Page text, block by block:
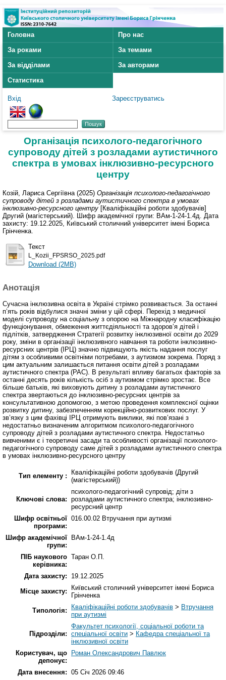
Головна
Про нас
За роками
За темами
За відділами
За авторами
Статистика
Вхід Зареєструватись
Організація психолого-педагогічного
супроводу дітей з розладами аутистичного
спектра в умовах інклюзивно-ресурсного
центру
Козій, Лариса Сергіївна (2025) Організація психолого-педагогічного
супроводу дітей з розладами аутистичного спектра в умовах
інклюзивно-ресурсного центру [Кваліфікаційні роботи здобувачів]
Другий (магістерський). Шифр академічної групи: ВАм-1-24-1.4д. Дата
захисту: 19.12.2025, Київський столичний університет імені Бориса
Грінченка.
Текст
L_Kozii_FPSRSO_2025.pdf
Download (2MB)
Анотація
Сучасна інклюзивна освіта в Україні стрімко розвивається. За останні
п’ять років відбулися значні зміни у цій сфері. Перехід з медичної
моделі супроводу на соціальну з опорою на Міжнародну класифікацію
функціонування, обмеження життєдіяльності та здоров’я дітей і
підлітків, затвердження Стратегії розвитку інклюзивної освіти до 2029
року, зміни в організації інклюзивного навчання та роботи інклюзивно-
ресурсних центрів (ІРЦ) значно підвищують якість надання послуг
дітям з особливими освітніми потребами, з аутизмом зокрема. Поряд з
цим актуальним залишається питання освіти дітей з розладами
аутистичного спектра (РАС). В результаті впливу багатьох факторів за
останні десять років кількість осіб з аутизмом стрімко зростає. Все
більше батьків, які виховують дитину з розладами аутистичного
спектра звертаються до інклюзивно-ресурсних центрів за
консультативною допомогою, з метою проведення комплексної оцінки
розвитку дитину, забезпеченням корекційно-розвиткових послуг. У
зв’язку з цим фахівці ІРЦ отримують виклики, які пов’язані з
недостатньо визначеним алгоритмом психолого-педагогічного
супроводу дітей з розладами аутистичного спектра. Недостатньо
вивченими є і теоретичні засади та особливості організації психолого-
педагогічного супроводу саме дітей з розладами аутистичного спектра
в умовах інклюзивно-ресурсного центру
Тип елементу :
Кваліфікаційні роботи здобувачів (Другий
(магістерський))
Ключові слова:
психолого-педагогічний супровід; діти з
розладами аутистичного спектра; інклюзивно-
ресурсний центр
Шифр освітньої
програми:
016.00.02 Втручання при аутизмі
Шифр академічної
групи:
ВАм-1-24-1.4д
ПІБ наукового
керівника:
Таран О.П.
Дата захисту:
19.12.2025
Місце захисту:
Київський столичний університет імені Бориса
Грінченка
Типологія:
Кваліфікаційні роботи здобувачів > Втручання
при аутизмі
Підрозділи:
Факультет психології, соціальної роботи та
спеціальної освіти > Кафедра спеціальної та
інклюзивної освіти
Користувач, що
депонує:
Роман Олександрович Павлюк
Дата внесення: 05 Січ 2026 09:46